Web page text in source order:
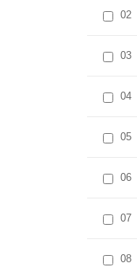
02
03
04
05
06
07
08